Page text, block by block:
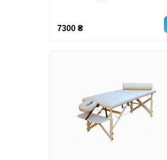
7300 ₴